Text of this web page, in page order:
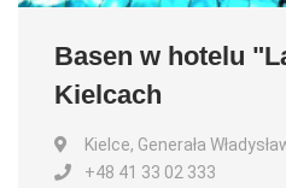
Basen w hotelu
Kielcach
Kielce, Generała
+48 41 33 02 333